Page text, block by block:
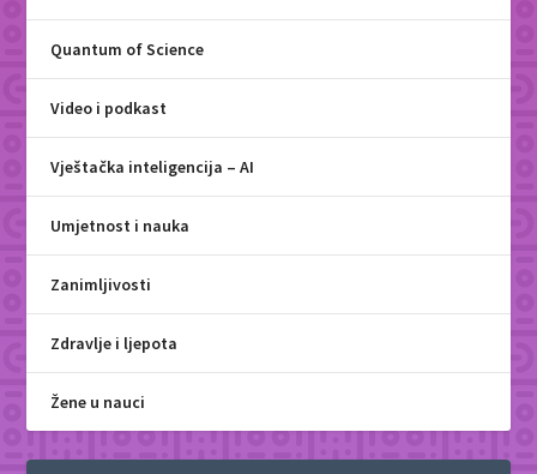
Quantum of Science
Video i podkast
Vještačka inteligencija – AI
Umjetnost i nauka
Zanimljivosti
Zdravlje i ljepota
Žene u nauci